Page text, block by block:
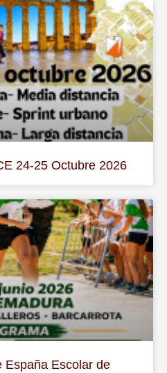
24-25 Octubre 2026
España Escolar de